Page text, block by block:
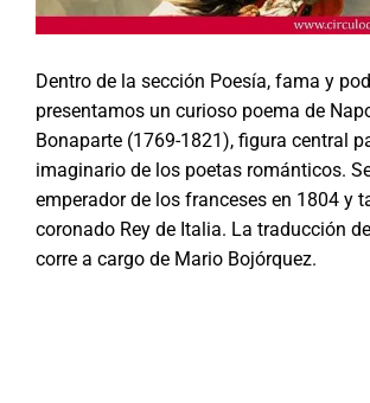
Dentro de la sección Poesía, fama y
presentamos un curioso poema de
Bonaparte (1769-1821), figura central
imaginario de los poetas románticos.
emperador de los franceses en 1804 y
coronado Rey de Italia. La traducción
corre a cargo de Mario Bojórquez.